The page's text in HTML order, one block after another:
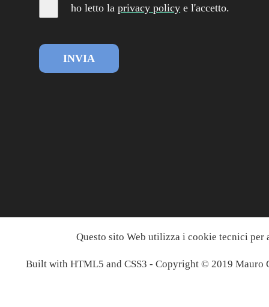
ho letto la privacy policy e l'accetto.
INVIA
Questo sito Web utilizza i cookie tecnici
Built with HTML5 and CSS3 - Copyright © 2019 Mauro